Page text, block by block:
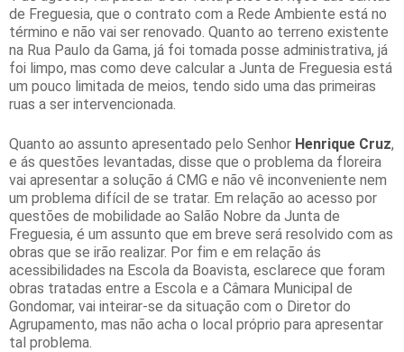
de Freguesia, que o contrato com a Rede Ambiente está no
término e não vai ser renovado. Quanto ao terreno existente
na Rua Paulo da Gama, já foi tomada posse administrativa, já
foi limpo, mas como deve calcular a Junta de Freguesia está
um pouco limitada de meios, tendo sido uma das primeiras
ruas a ser intervencionada.
Quanto ao assunto apresentado pelo Senhor Henrique Cruz,
e ás questões levantadas, disse que o problema da floreira
vai apresentar a solução á CMG e não vê inconveniente nem
um problema difícil de se tratar. Em relação ao acesso por
questões de mobilidade ao Salão Nobre da Junta de
Freguesia, é um assunto que em breve será resolvido com as
obras que se irão realizar. Por fim e em relação ás
acessibilidades na Escola da Boavista, esclarece que foram
obras tratadas entre a Escola e a Câmara Municipal de
Gondomar, vai inteirar-se da situação com o Diretor do
Agrupamento, mas não acha o local próprio para apresentar
tal problema.